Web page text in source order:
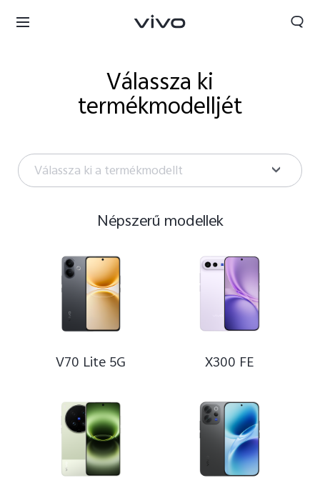
Hungary | Válasszon országot/régiót
Válassza ki
termékmodelljét
Válassza ki a termékmodellt
Népszerű modellek
V70 Lite 5G X300 FE